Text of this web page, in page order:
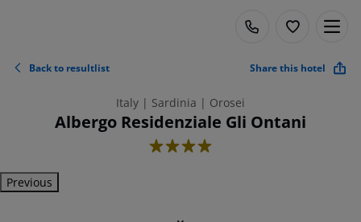
Back to resultlist Share this hotel
Italy | Sardinia | Orosei
Albergo Residenziale Gli Ontani
4
Previous